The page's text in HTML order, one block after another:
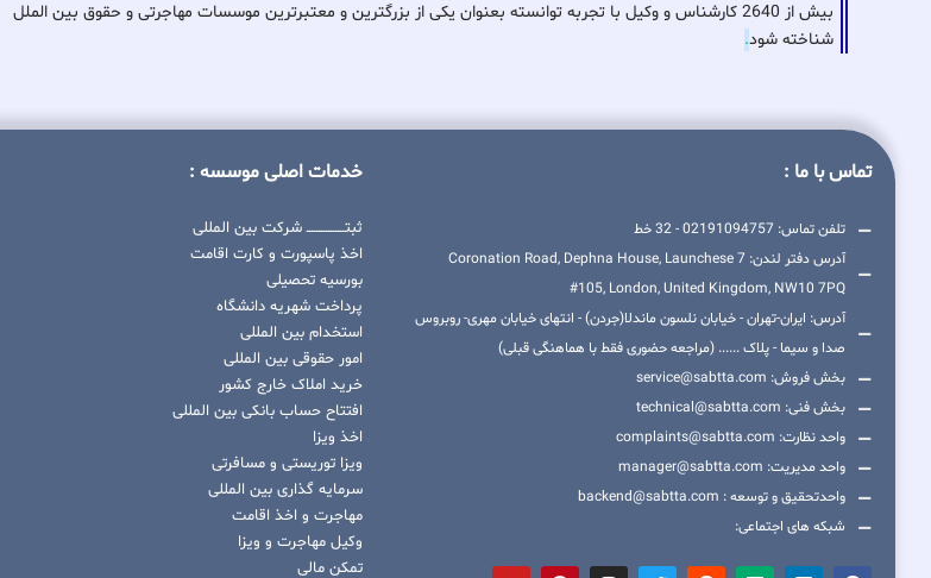
بیش از 2640 کارشناس و وکیل با تجربه توانسته بعنوان یکی از بزرگترین و معتبرترین موسسات مهاجرتی و حقوق بین الملل
شناخته شود.
تماس با ما :
تلفن تماس: 02191094757 - 32 خط
آدرس دفتر لندن: 7 Coronation Road, Dephna House, Launchese
#105, London, United Kingdom, NW10 7PQ
آدرس: ایران-تهران - خیابان نلسون ماندلا(جردن) - انتهای خیابان مهری- روبروس
صدا و سیما - پلاک ...... (مراجعه حضوری فقط با هماهنگی قبلی)
بخش فروش: service@sabtta.com
بخش فنی: technical@sabtta.com
واحد نظارت: complaints@sabtta.com
واحد مدیریت: manager@sabtta.com
واحدتحقیق و توسعه : backend@sabtta.com
شبکه های اجتماعی:
خدمات اصلی موسسه :
ثبتــــــــــــــــ شرکت بین المللی
اخذ پاسپورت و کارت اقامت
بورسیه تحصیلی
پرداخت شهریه دانشگاه
استخدام بین المللی
امور حقوقی بین المللی
خرید املاک خارج کشور
افتتاح حساب بانکی بین المللی
اخذ ویزا
ویزا توریستی و مسافرتی
سرمایه گذاری بین المللی
مهاجرت و اخذ اقامت
وکیل مهاجرت و ویزا
تمکن مالی